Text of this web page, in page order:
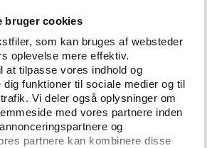
bruger cookies
som kan bruges af websteder
oplevelse mere effektiv.
at tilpasse vores indhold og
dig funktioner til sociale medier og til
Vi deler også oplysninger om
med vores partnere inden
og
partnere kan kombinere disse
en større baggrundsrapport,
flere resultater. Find
på siden.
af Danskernes motions- og
støttet af TrygFonden, DIF, DGI,
Dansk Firmaidræt og